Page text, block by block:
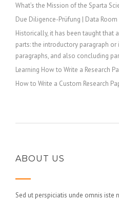
What’s the Mission of the Sparta
Due Diligence-Prüfung | Data Room
Historically, it has been taught that
parts: the introductory paragraph
paragraphs, and also concluding
Learning How to Write a Research
How to Write a Custom Research
ABOUT US
Sed ut perspiciatis unde omnis iste